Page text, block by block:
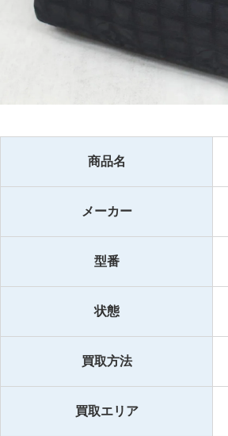
商品名
メーカー
型番
状態
買取方法
買取エリア